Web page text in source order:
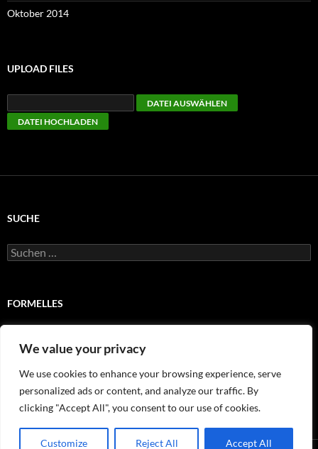
We value your privacy
We use cookies to enhance your browsing experience, serve
personalized ads or content, and analyze our traffic. By
clicking "Accept All", you consent to our use of cookies.
Customize Reject All Accept All
Oktober 2014
UPLOAD FILES
SUCHE
Suchen
nach:
FORMELLES
Wir stellen uns vor